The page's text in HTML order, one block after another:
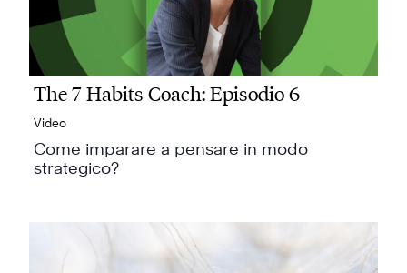
The 7 Habits Coach: Episodio 6
Video
Come imparare a pensare in modo
strategico?